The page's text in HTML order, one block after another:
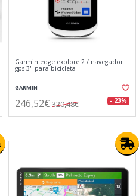
Garmin edge explore 2 / navegador
gps 3" para bicicleta
GARMIN
246,52€ 320,48€ - 23%